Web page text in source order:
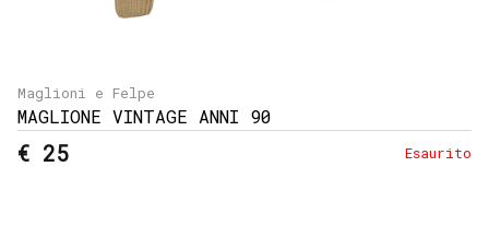
Maglioni e Felpe
MAGLIONE VINTAGE ANNI 90
€ 25 Esaurito